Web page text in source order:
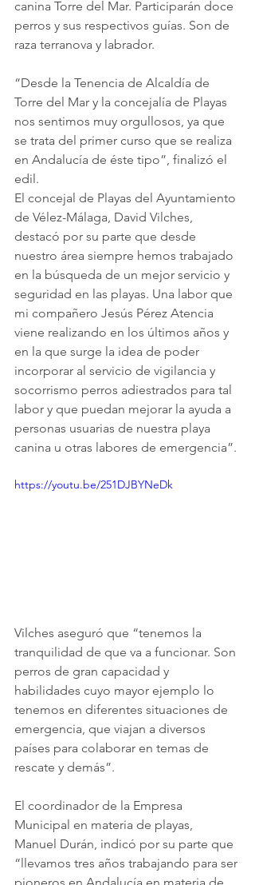
canina Torre del Mar. Participarán doce
perros y sus respectivos guías. Son de
raza terranova y labrador.
“Desde la Tenencia de Alcaldía de
Torre del Mar y la concejalía de Playas
nos sentimos muy orgullosos, ya que
se trata del primer curso que se realiza
en Andalucía de éste tipo”, finalizó el
edil.
El concejal de Playas del Ayuntamiento
de Vélez-Málaga, David Vilches,
destacó por su parte que desde
nuestro área siempre hemos trabajado
en la búsqueda de un mejor servicio y
seguridad en las playas. Una labor que
mi compañero Jesús Pérez Atencia
viene realizando en los últimos años y
en la que surge la idea de poder
incorporar al servicio de vigilancia y
socorrismo perros adiestrados para tal
labor y que puedan mejorar la ayuda a
personas usuarias de nuestra playa
canina u otras labores de emergencia”.
https://youtu.be/251DJBYNeDk
Vilches aseguró que “tenemos la
tranquilidad de que va a funcionar. Son
perros de gran capacidad y
habilidades cuyo mayor ejemplo lo
tenemos en diferentes situaciones de
emergencia, que viajan a diversos
países para colaborar en temas de
rescate y demás”.
El coordinador de la Empresa
Municipal en materia de playas,
Manuel Durán, indicó por su parte que
“llevamos tres años trabajando para ser